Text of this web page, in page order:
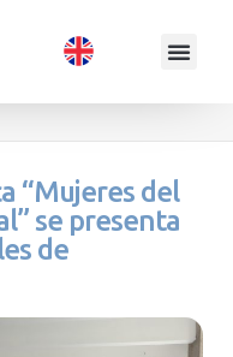
“Mujeres del
se presenta
de